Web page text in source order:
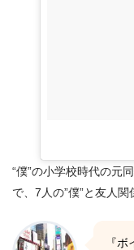
“僕”の小学校時代の元
で、7人の”僕”と友人
『